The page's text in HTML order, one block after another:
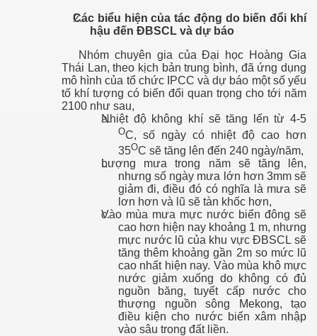
Các biểu hiện của tác động do biến đổi khí
hậu đến ĐBSCL và dự báo
Nhóm chuyên gia của Đại học Hoàng Gia
Thái Lan, theo kịch bản trung bình, đã ứng dụng
mô hình của tổ chức IPCC và dự báo một số yếu
tố khí tượng có biến đổi quan trọng cho tới năm
2100 như sau,
Nhiệt độ không khí sẽ tăng lến từ 4-5
OC, số ngày có nhiệt độ cao hơn
35OC sẽ tăng lên đến 240 ngày/năm,
Lượng mưa trong năm sẽ tăng lên,
nhưng số ngày mưa lớn hơn 3mm sẽ
giảm đi, điều đó có nghĩa là mưa sẽ
lơn hơn và lũ sẽ tàn khốc hơn,
Vào mùa mưa mực nước biển đông sẽ
cao hơn hiện nay khoảng 1 m, nhưng
mực nước lũ của khu vực ĐBSCL sẽ
tăng thêm khoảng gần 2m so mức lũ
cao nhất hiện nay. Vào mùa khô mực
nước giảm xuống do không có đủ
nguồn băng, tuyết cấp nước cho
thượng nguồn sông Mekong, tạo
điều kiện cho nước biển xâm nhập
vào sâu trong đất liền.